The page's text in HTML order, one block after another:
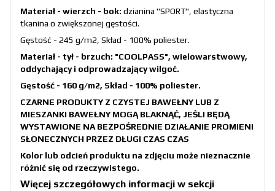
Materiał - wierzch - bok: dzianina "SPORT", elastyczna
tkanina o zwiększonej gęstości.
Gęstość - 245 g/m2, Skład - 100% poliester.
Materiał - tył - brzuch: "COOLPASS", wielowarstwowy,
oddychający i odprowadzający wilgoć.
Gęstość - 160 g/m2, Skład - 100% poliester.
CZARNE PRODUKTY Z CZYSTEJ BAWEŁNY LUB Z
MIESZANKI BAWEŁNY MOGĄ BLAKNĄĆ, JEŚLI BĘDĄ
WYSTAWIONE NA BEZPOŚREDNIE DZIAŁANIE PROMIENI
SŁONECZNYCH PRZEZ DŁUGI CZAS CZAS
Kolor lub odcień produktu na zdjęciu może nieznacznie
różnić się od rzeczywistego.
Więcej szczegółowych informacji w sekcji